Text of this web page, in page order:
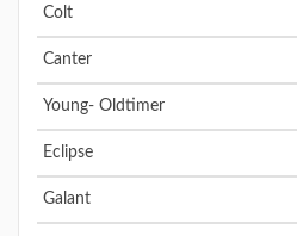
Colt
Canter
Young- Oldtimer
Eclipse
Galant